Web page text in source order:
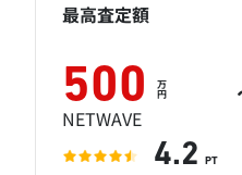
最高査定額
500 万
円
NETWAVE
4.2 PT